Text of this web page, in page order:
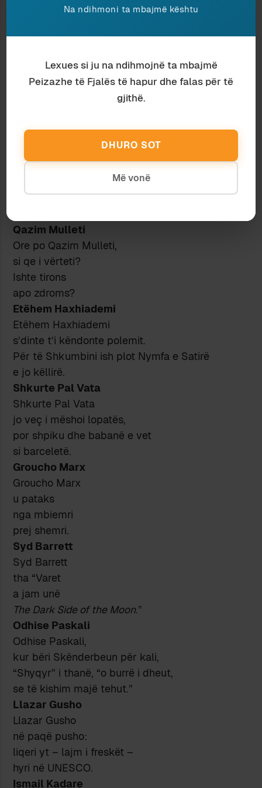
Jaroslav Hashek:
s’e kishim zor
Avni Rustemi
Avni Rustemi,
siç ndodh në këto anë.
Vasil Laçi:
s’i tregoi shokët,
Qazim Mulleti
Ore po Qazim Mulleti,
si qe i vërteti?
Ishte tirons
apo zdroms?
Etëhem Haxhiademi
Etëhem Haxhiademi
s’dinte t’i këndonte polemit.
Për të Shkumbini ish plot Nymfa e Satirë
e jo këllirë.
Shkurte Pal Vata
Shkurte Pal Vata
jo veç i mëshoi lopatës,
por shpiku dhe babanë e vet
si barceletë.
Groucho Marx
Groucho Marx
u pataks
nga mbiemri
prej shemri.
Syd Barrett
Syd Barrett
tha “Varet
a jam unë
The Dark Side of the Moon.”
Odhise Paskali
Odhise Paskali,
kur bëri Skënderbeun për kali,
“Shyqyr” i thanë, “o burrë i dheut,
se të kishim majë tehut.”
Llazar Gusho
Llazar Gusho
në paqë pusho:
liqeri yt – lajm i freskët –
hyri në UNESCO.
Ismail Kadare
Na ndihmoni ta mbajmë kështu
Lexues si ju na ndihmojnë ta mbajmë
Peizazhe të Fjalës të hapur dhe falas për të
gjithë.
DHURO SOT
Më vonë